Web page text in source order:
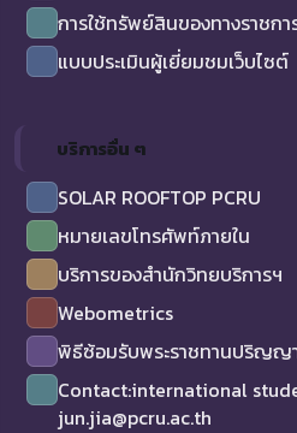
การใช้ทรัพย์สินของทางราชกา
แบบประเมินผู้เยี่ยมชมเว็บไซต์
บริการอื่น ๆ
SOLAR ROOFTOP PCRU
หมายเลขโทรศัพท์ภายใน
บริการของสำนักวิทยบริการฯ
Webometrics
พิธีซ้อมรับพระราชทานปริญญ
Contact:international
jun.jia@pcru.ac.th